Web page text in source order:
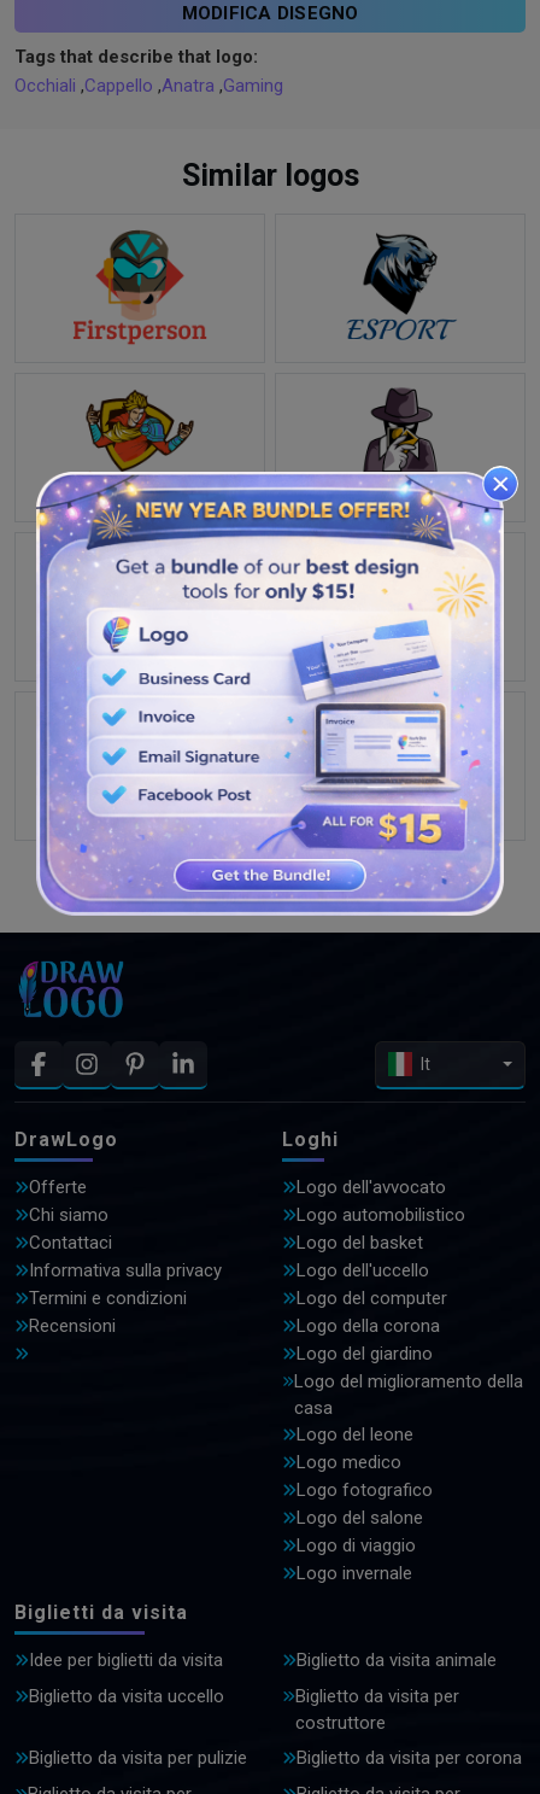
MODIFICA DISEGNO
Tags that describe that logo:
Occhiali ,Cappello ,Anatra ,Gaming
Similar logos
GUARDA PIÙ DISEGNI
It
DrawLogo
Offerte
Chi siamo
Contattaci
Informativa sulla privacy
Termini e condizioni
Recensioni
Loghi
Logo dell'avvocato
Logo automobilistico
Logo del basket
Logo dell'uccello
Logo del computer
Logo della corona
Logo del giardino
Logo del miglioramento della
casa
Logo del leone
Logo medico
Logo fotografico
Logo del salone
Logo di viaggio
Logo invernale
Biglietti da visita
Idee per biglietti da visita
Biglietto da visita animale
Biglietto da visita uccello
Biglietto da visita per
costruttore
Biglietto da visita per pulizie
Biglietto da visita per corona